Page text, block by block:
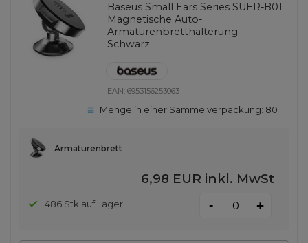
Baseus Small Ears Series SUER-B01
Magnetische Auto-
Armaturenbretthalterung -
Schwarz
EAN:6953156253063
Menge in einer Sammelverpackung: 80
Armaturenbrett
6,98 EUR inkl. MwSt
486 Stk auf Lager - +